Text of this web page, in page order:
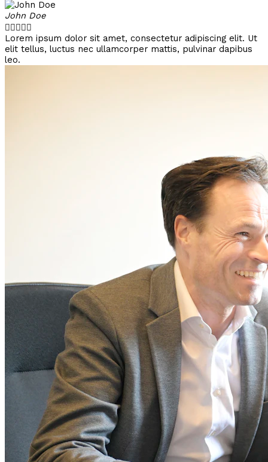
John Doe

Lorem ipsum dolor sit amet, consectetur adipiscing elit. Ut
elit tellus, luctus nec ullamcorper mattis, pulvinar dapibus
leo.